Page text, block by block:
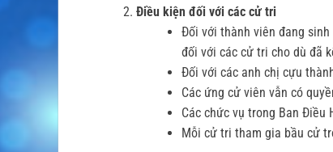
Điều kiện đối với các cử tri
Đối với thành viên đang
đối với các cử tri cho dù đã
Đối với các anh chị cựu
Các ứng cử viên vẫn có
Các chức vụ trong Ban Điều
Mỗi cử tri tham gia bầu cử